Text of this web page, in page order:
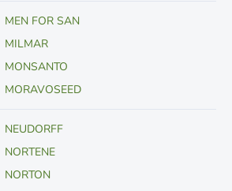
MEN FOR SAN
MILMAR
MONSANTO
MORAVOSEED
NEUDORFF
NORTENE
NORTON